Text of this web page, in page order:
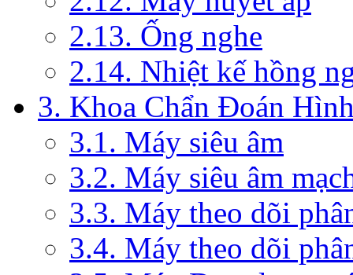
2.13. Ống nghe
2.14. Nhiệt kế hồng
3. Khoa Chẩn Đoán
3.1. Máy siêu âm
3.2. Máy siêu âm
3.3. Máy theo dõi
3.4. Máy theo dõi